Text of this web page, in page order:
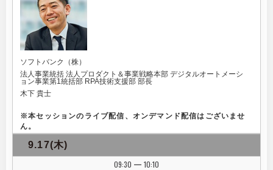
ソフトバンク（株）
法人事業統括 法人プロダクト＆事業戦略本部 デジタルオートメーシ
ョン事業第1統括部 RPA技術支援部 部長
木下 貴士
※本セッションのライブ配信、オンデマンド配信はございませ
ん。
9.17(木)
09:30
| 10:10